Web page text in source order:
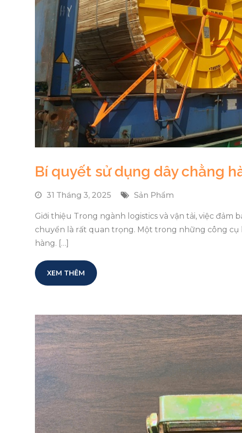
Bí quyết sử dụng dây chằng
31 Tháng 3, 2025 Sản Phẩm
Giới thiệu Trong ngành logistics và vận tải, việc
chuyển là rất quan trọng. Một trong những công
hàng. […]
XEM THÊM